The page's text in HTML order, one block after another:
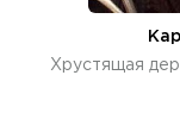
Хрустящая